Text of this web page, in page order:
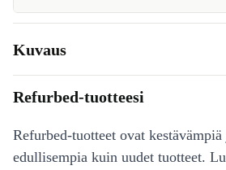
Kuvaus
Refurbed-tuotteesi
Refurbed-tuotteet ovat
edullisempia kuin uudet tuotteet.